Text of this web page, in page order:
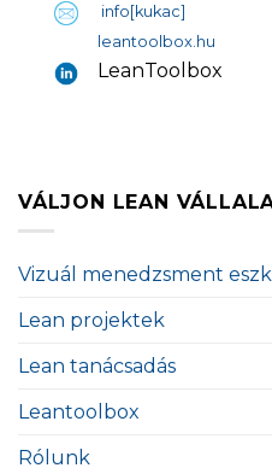
info[kukac]
leantoolbox.hu
LeanToolbox
VÁLJON LEAN
Vizuál menedzsment
Lean projektek
Lean tanácsadás
Leantoolbox
Rólunk